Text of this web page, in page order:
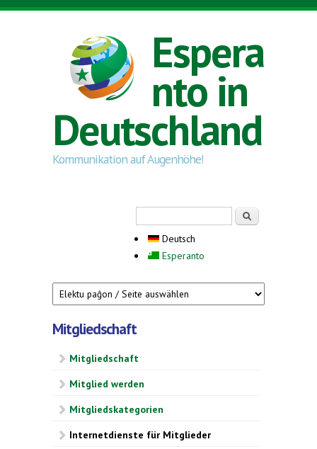
Direkt zum Inhalt
Espera
nto in
Deutschland
Kommunikation auf Augenhöhe!
Deutsch
Esperanto
Mitgliedschaft
Mitgliedschaft
Mitglied werden
Mitgliedskategorien
Internetdienste für Mitglieder